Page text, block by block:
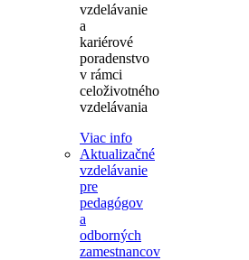
vzdelávanie
a
kariérové
poradenstvo
v rámci
celoživotného
vzdelávania
Viac info
Aktualizačné
vzdelávanie
pre
pedagógov
a
odborných
zamestnancov